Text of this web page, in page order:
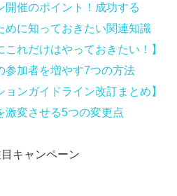
開催のポイント！成功する
めに知っておきたい関連知識
これだけはやっておきたい！】
参加者を増やす7つの方法
ョンガイドライン改訂まとめ】
激変させる5つの変更点
キャンペーン